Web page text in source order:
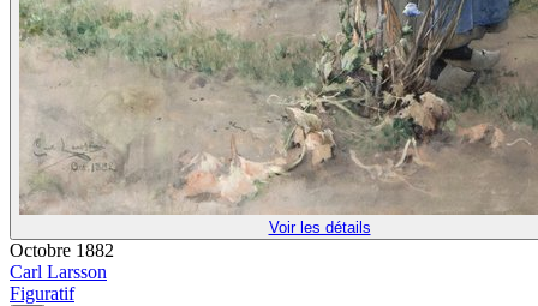
Voir les détails
Octobre 1882
Carl Larsson
Figuratif